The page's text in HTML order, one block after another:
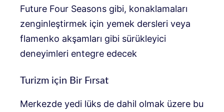
Future Four Seasons gibi, konaklamaları
zenginleştirmek için yemek dersleri veya
flamenko akşamları gibi sürükleyici
deneyimleri entegre edecek
Turizm için Bir Fırsat
Merkezde yedi lüks de dahil olmak üzere bu